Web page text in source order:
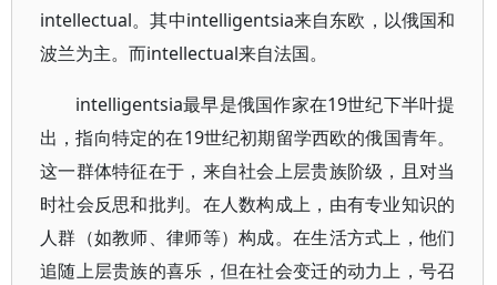
intellectual。其中intelligentsia来自东欧，以俄国和
波兰为主。而intellectual来自法国。
intelligentsia最早是俄国作家在19世纪下半叶提
出，指向特定的在19世纪初期留学西欧的俄国青年。
这一群体特征在于，来自社会上层贵族阶级，且对当
时社会反思和批判。在人数构成上，由有专业知识的
人群（如教师、律师等）构成。在生活方式上，他们
追随上层贵族的喜乐，但在社会变迁的动力上，号召